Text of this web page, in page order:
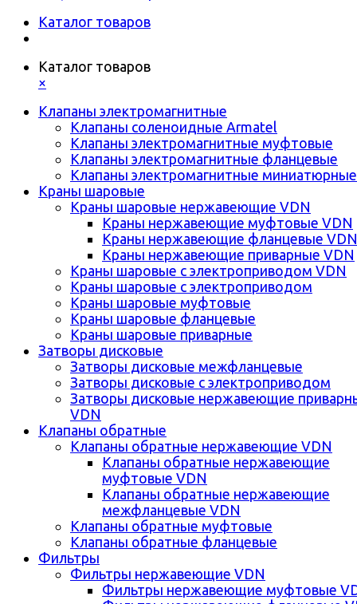
Каталог товаров
Каталог товаров
×
Клапаны электромагнитные
Клапаны соленоидные Armatel
Клапаны электромагнитные муфтовые
Клапаны электромагнитные фланцевые
Клапаны электромагнитные миниатюрные
Краны шаровые
Краны шаровые нержавеющие VDN
Краны нержавеющие муфтовые VDN
Краны нержавеющие фланцевые VDN
Краны нержавеющие приварные VDN
Краны шаровые с электроприводом VDN
Краны шаровые с электроприводом
Краны шаровые муфтовые
Краны шаровые фланцевые
Краны шаровые приварные
Затворы дисковые
Затворы дисковые межфланцевые
Затворы дисковые с электроприводом
Затворы дисковые нержавеющие
VDN
Клапаны обратные
Клапаны обратные нержавеющие VDN
Клапаны обратные нержавеющие
муфтовые VDN
Клапаны обратные нержавеющие
межфланцевые VDN
Клапаны обратные муфтовые
Клапаны обратные фланцевые
Фильтры
Фильтры нержавеющие VDN
Фильтры нержавеющие муфтовые